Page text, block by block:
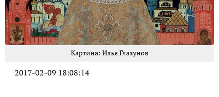
Картина: Илья Глазунов
2017-02-09 18:08:14